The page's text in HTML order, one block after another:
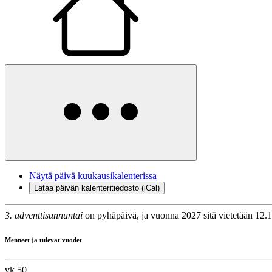
Näytä päivä kuukausikalenterissa
Lataa päivän kalenteritiedosto (iCal)
3. adventtisunnuntai on pyhäpäivä, ja vuonna 2027 sitä vietetään
Menneet ja tulevat vuodet